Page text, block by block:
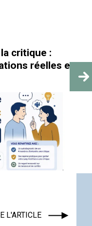
critique :
réelles en
L'ARTICLE